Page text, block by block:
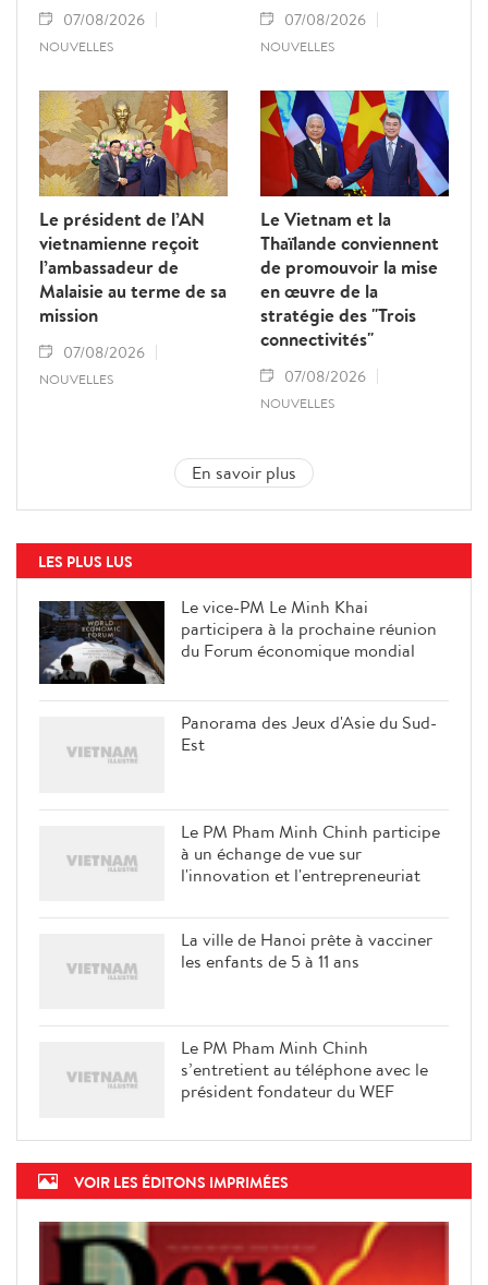
07/08/2026
NOUVELLES
07/08/2026
NOUVELLES
Le président de l’AN
vietnamienne reçoit
l’ambassadeur de
Malaisie au terme de sa
mission
07/08/2026
NOUVELLES
Le Vietnam et la
Thaïlande conviennent
de promouvoir la mise
en œuvre de la
stratégie des "Trois
connectivités"
07/08/2026
NOUVELLES
En savoir plus
LES PLUS LUS
Le vice-PM Le Minh Khai
participera à la prochaine réunion
du Forum économique mondial
Panorama des Jeux d'Asie du Sud-
Est
Le PM Pham Minh Chinh participe
à un échange de vue sur
l'innovation et l'entrepreneuriat
La ville de Hanoi prête à vacciner
les enfants de 5 à 11 ans
Le PM Pham Minh Chinh
s’entretient au téléphone avec le
président fondateur du WEF
VOIR LES ÉDITONS IMPRIMÉES